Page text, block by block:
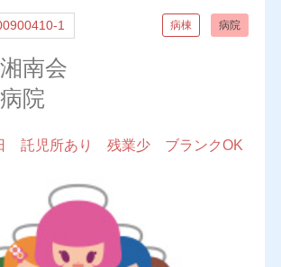
1 病棟 病院
南会
院
託児所あり 残業少 ブランクOK